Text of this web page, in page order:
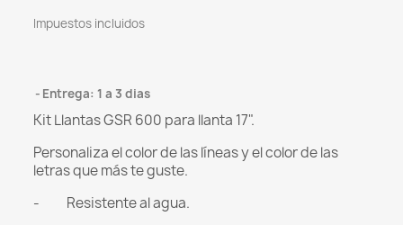
Impuestos incluidos
Entrega: 1 a 3 dias
Kit Llantas GSR 600 para llanta 17".
Personaliza el color de las líneas y el color de las
letras que más te guste.
- Resistente al agua.